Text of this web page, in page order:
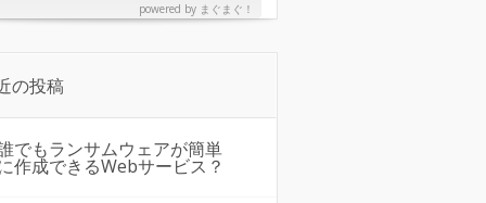
powered by まぐまぐ！
の投稿
でもランサムウェアが簡単
作成できるWebサービス？